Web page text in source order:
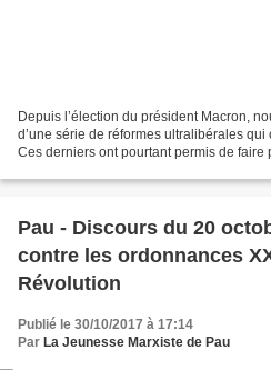
Depuis l’élection du président Macron,
d’une série de réformes ultralibérales
Ces derniers ont pourtant permis de faire
Pau - Discours du 20
contre les ordonnances
Révolution
Publié le 30/10/2017 à 17:14
Par La Jeunesse Marxiste de Pau